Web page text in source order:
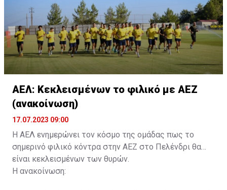
ΑΕΛ: Κεκλεισμένων το φιλικό με ΑΕΖ
(ανακοίνωση)
17.07.2023 09:00
Η ΑΕΛ ενημερώνει τον κόσμο της ομάδας πως το
σημερινό φιλικό κόντρα στην ΑΕΖ στο Πελένδρι θα
είναι κεκλεισμένων των θυρών.
Η ανακοίνωση: